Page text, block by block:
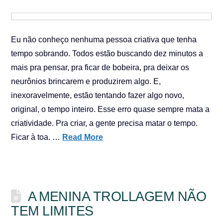
Eu não conheço nenhuma pessoa criativa que tenha
tempo sobrando. Todos estão buscando dez minutos a
mais pra pensar, pra ficar de bobeira, pra deixar os
neurônios brincarem e produzirem algo. E,
inexoravelmente, estão tentando fazer algo novo,
original, o tempo inteiro. Esse erro quase sempre mata a
criatividade. Pra criar, a gente precisa matar o tempo.
Ficar à toa. … Read More
A MENINA TROLLAGEM NÃO
TEM LIMITES